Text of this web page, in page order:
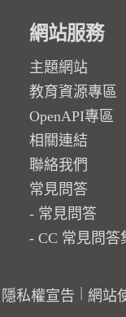
網站服務
主題網站
教育資源專區
OpenAPI專區
相關連結
聯絡我們
常見問答
常見問答
CC 常見問答
隱私權宣告 網站